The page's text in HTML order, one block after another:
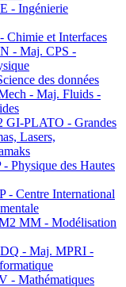
- Ingénierie
et Interfaces
- Maj. CPS -
des données
- Maj. Fluids -
PLATO - Grandes
Lasers,
Physique des Hautes
- Centre International
MM - Modélisation
- Maj. MPRI -
- Mathématiques